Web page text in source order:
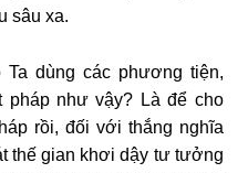
sâu xa.
dùng các phương tiện,
pháp như vậy? Là để cho
rồi, đối với thắng nghĩa
thế gian khơi dậy tư tưởng